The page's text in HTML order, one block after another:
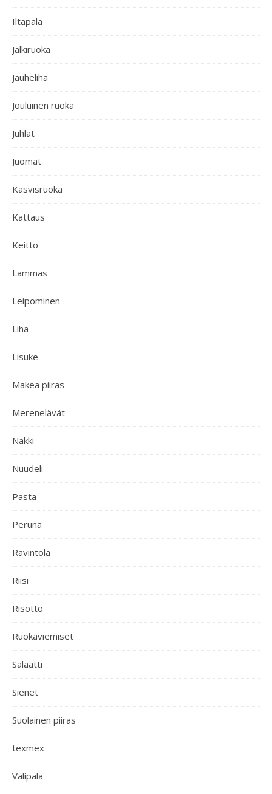
Iltapala
Jälkiruoka
Jauheliha
Jouluinen ruoka
Juhlat
Juomat
Kasvisruoka
Kattaus
Keitto
Lammas
Leipominen
Liha
Lisuke
Makea piiras
Merenelävät
Nakki
Nuudeli
Pasta
Peruna
Ravintola
Riisi
Risotto
Ruokaviemiset
Salaatti
Sienet
Suolainen piiras
texmex
Välipala